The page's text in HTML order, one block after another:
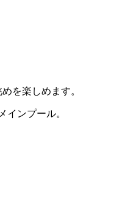
を楽しめます。
インプール。